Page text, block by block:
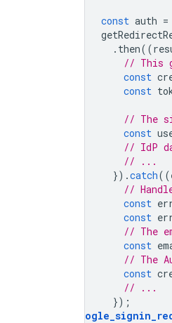
const auth =
. then((
// This
const
const
// The
const
// IdP
// ...
}).catch((
//
const
const
// The
const
// The
const
// ...
});